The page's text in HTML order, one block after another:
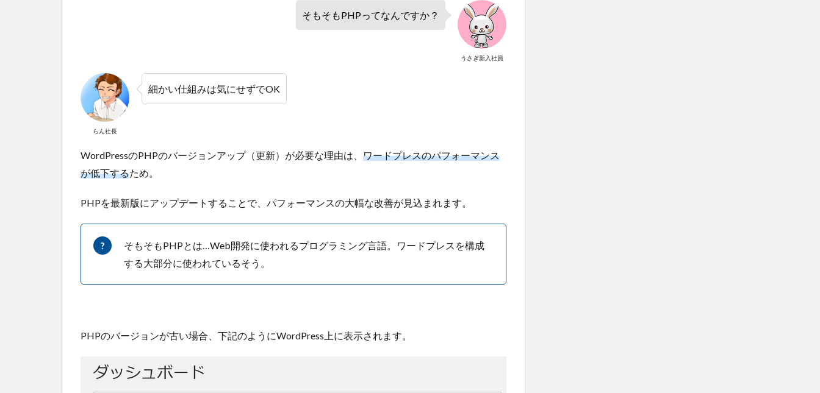
法～3ステ
ップで簡単
～
2.1
ーバ
ネル
グイ
PHP
Ver.
②PHP
ジョン
アップ
うさぎ新入社員
そもそもPHPってなんですか？
らん社長
細かい仕組みは気にせずでOK
WordPressのPHPのバージョンアップ（更新）が必要な理由は、 ワードプレスのパフォーマンス
が低下するため。
PHPを最新版にアップデートすることで、パフォーマンスの大幅な改善が見込まれます。
そもそもPHPとは…Web開発に使われるプログラミング言語。ワードプレスを構成
する大部分に使われているそう。
PHPのバージョンが古い場合、下記のようにWordPress上に表示されます。